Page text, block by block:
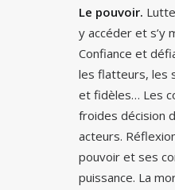
Le pouvoir.
y accéder et s’y
Confiance et
les flatteurs, les
et fidèles… Les
froides décision
acteurs.
pouvoir et ses
puissance. La